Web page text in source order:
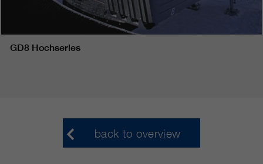
GD8 Hochserles
back to overview